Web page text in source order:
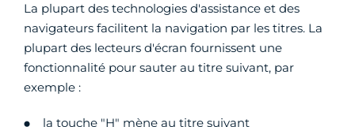
La plupart des technologies d'assistance et des
navigateurs facilitent la navigation par les titres. La
plupart des lecteurs d'écran fournissent une
fonctionnalité pour sauter au titre suivant, par
exemple :
la touche "H" mène au titre suivant